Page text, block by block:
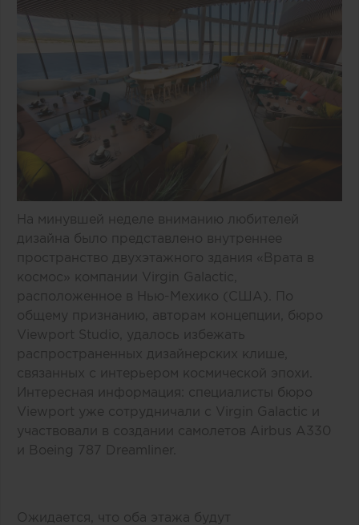
На минувшей неделе вниманию любителей
дизайна было представлено внутреннее
пространство двухэтажного здания «Врата в
космос» компании Virgin Galactic,
расположенное в Нью-Мехико (США). По
общему признанию, авторам концепции, бюро
Viewport Studio, удалось избежать
распространенных дизайнерских клише,
связанных с интерьером космической эпохи.
Интересная информация: специалисты бюро
Viewport уже сотрудничали с Virgin Galactic и
участвовали в создании самолетов Airbus A330
и Boeing 787 Dreamliner.
Ожидается, что оба этажа будут